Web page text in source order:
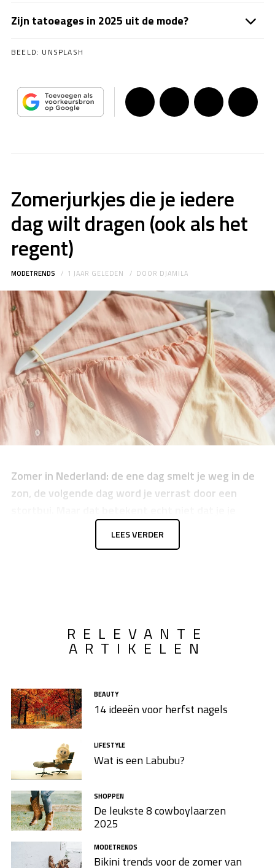
Zijn tatoeages in 2025 uit de mode?
BEELD: UNSPLASH
Zomerjurkjes die je iedere
dag wilt dragen (ook als het
regent)
MODETRENDS 1 JAAR GELEDEN DOOR DJAMILA
Zomer in Nederland: de ene dag smelt je weg in de
zon, de volgende dag word je verrast door een
zomerjurkjes weer in de kast moet hangen. Sterker
zomer jurkjesdie je elke dag wilt dragen,
LEES VERDER
RELEVANTE
ARTIKELEN
BEAUTY
14 ideeën voor herfst nagels
LIFESTYLE
Wat is een Labubu?
SHOPPEN
De leukste 8 cowboylaarzen​
2025
MODETRENDS
Bikini trends voor de zomer van